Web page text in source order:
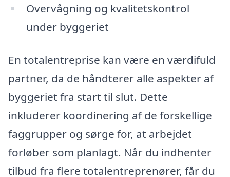
Overvågning og kvalitetskontrol
under byggeriet
En totalentreprise kan være en værdifuld
partner, da de håndterer alle aspekter af
byggeriet fra start til slut. Dette
inkluderer koordinering af de forskellige
faggrupper og sørge for, at arbejdet
forløber som planlagt. Når du indhenter
tilbud fra flere totalentreprenører, får du